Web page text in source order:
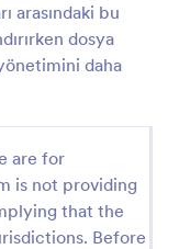
arasındaki bu
dosya
daha
are for
is not providing
that the
Before
sonlarında
ve